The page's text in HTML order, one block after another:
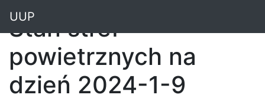
UUP
Stan stref
powietrznych na
dzień 2024-1-9